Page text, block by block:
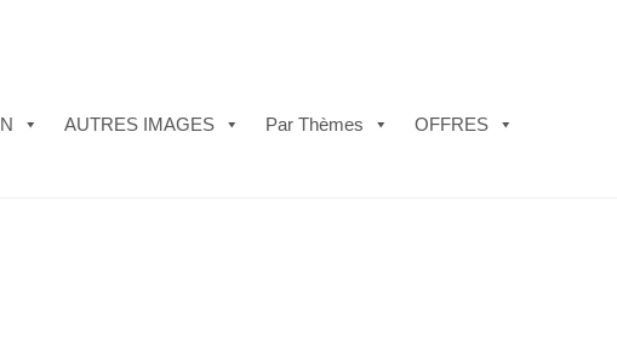
AUTRES IMAGES Par Thèmes OFFRES